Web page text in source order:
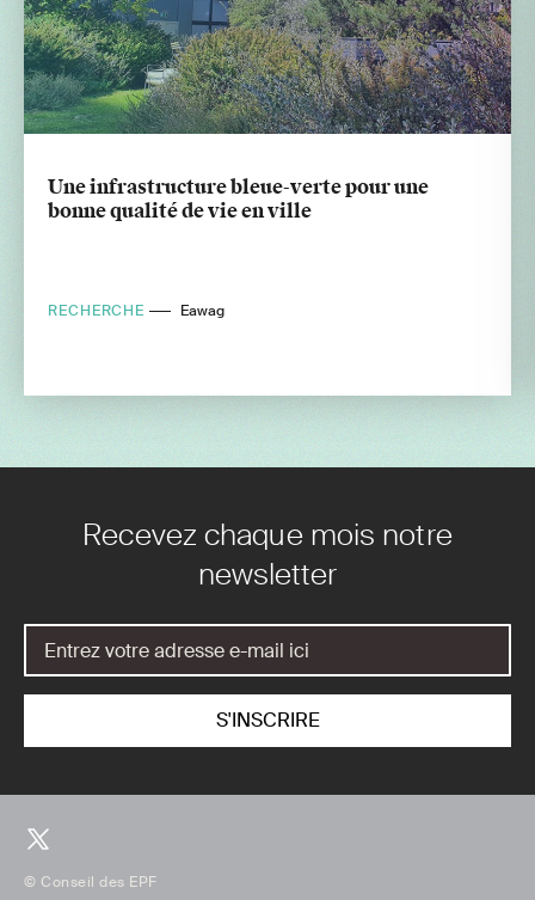
Une infrastructure bleue-verte pour une
bonne qualité de vie en ville
RECHERCHE Eawag
Recevez chaque mois notre
newsletter
© Conseil des EPF